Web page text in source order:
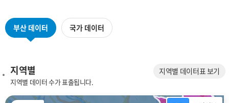
데이터 분류별
부산 데이터 국가 데이터
지역별
지역별 데이터 수가 표출됩니다.
지역별 데이터표 보기